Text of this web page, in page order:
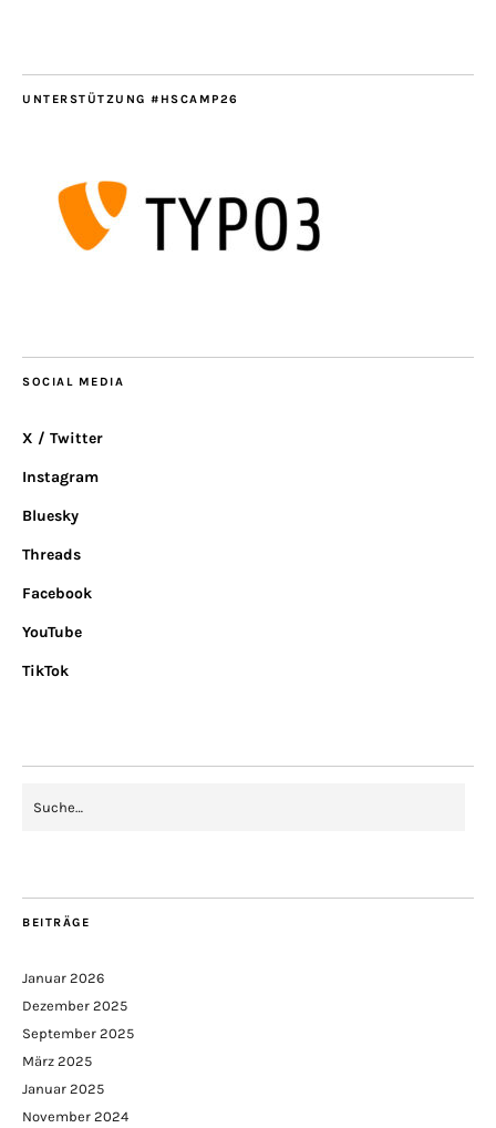
UNTERSTÜTZUNG #HSCAMP26
SOCIAL MEDIA
X / Twitter
Instagram
Bluesky
Threads
Facebook
YouTube
TikTok
BEITRÄGE
Januar 2026
Dezember 2025
September 2025
März 2025
Januar 2025
November 2024